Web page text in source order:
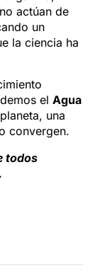
actúan de
un
la ciencia ha
el Agua
una
convergen.
todos